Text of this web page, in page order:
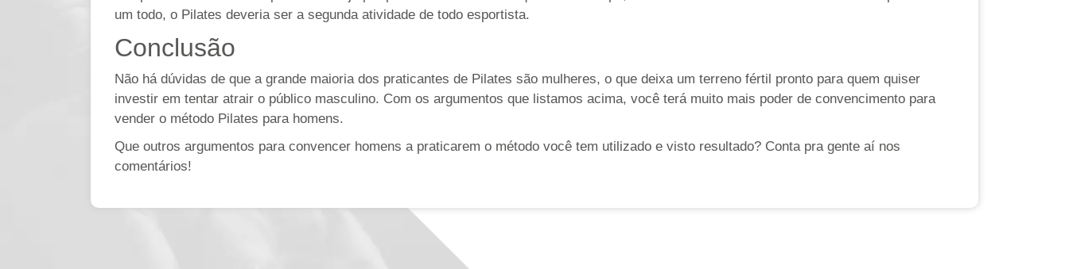
um todo, o Pilates deveria ser a segunda atividade de todo esportista.
Conclusão
Não há dúvidas de que a grande maioria dos praticantes de Pilates são mulheres, o que deixa um terreno fértil pronto para quem quiser
investir em tentar atrair o público masculino. Com os argumentos que listamos acima, você terá muito mais poder de convencimento para
vender o método Pilates para homens.
Que outros argumentos para convencer homens a praticarem o método você tem utilizado e visto resultado? Conta pra gente aí nos
comentários!